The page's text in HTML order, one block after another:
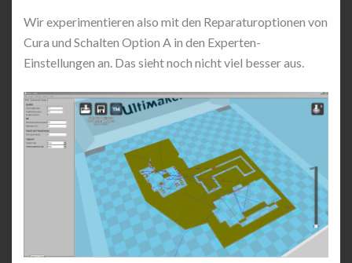
Wir experimentieren also mit den Reparaturoptionen von
Cura und Schalten Option A in den Experten-
Einstellungen an. Das sieht noch nicht viel besser aus.